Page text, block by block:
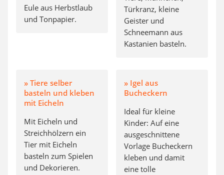
Eule aus Herbstlaub
und Tonpapier.
Türkranz, kleine
Geister und
Schneemann aus
Kastanien basteln.
» Tiere selber
basteln und kleben
mit Eicheln
Mit Eicheln und
Streichhölzern ein
Tier mit Eicheln
basteln zum Spielen
und Dekorieren.
» Igel aus
Bucheckern
Ideal für kleine
Kinder: Auf eine
ausgeschnittene
Vorlage Bucheckern
kleben und damit
eine tolle